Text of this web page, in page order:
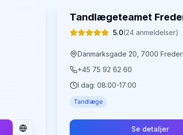
Tandlægeteamet
5.0(24anmeldelser)
Danmarksgade 20, 7000
+45 75 92 62 60
I dag: 08:00-17:00
Tandlæge
Se detaljer